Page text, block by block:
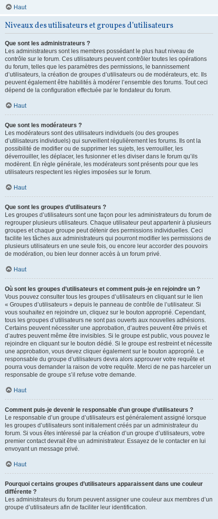
Haut
Niveaux des utilisateurs et groupes d’utilisateurs
Que sont les administrateurs ?
Les administrateurs sont les membres possédant le plus haut niveau de
contrôle sur le forum. Ces utilisateurs peuvent contrôler toutes les opérations
du forum, telles que les paramètres des permissions, le bannissement
d’utilisateurs, la création de groupes d’utilisateurs ou de modérateurs, etc. Ils
peuvent également être habilités à modérer l’ensemble des forums. Tout ceci
dépend de la configuration effectuée par le fondateur du forum.
Haut
Que sont les modérateurs ?
Les modérateurs sont des utilisateurs individuels (ou des groupes
d’utilisateurs individuels) qui surveillent régulièrement les forums. Ils ont la
possibilité de modifier ou de supprimer les sujets, les verrouiller, les
déverrouiller, les déplacer, les fusionner et les diviser dans le forum qu’ils
modèrent. En règle générale, les modérateurs sont présents pour que les
utilisateurs respectent les règles imposées sur le forum.
Haut
Que sont les groupes d’utilisateurs ?
Les groupes d’utilisateurs sont une façon pour les administrateurs du forum de
regrouper plusieurs utilisateurs. Chaque utilisateur peut appartenir à plusieurs
groupes et chaque groupe peut détenir des permissions individuelles. Ceci
facilite les tâches aux administrateurs qui pourront modifier les permissions de
plusieurs utilisateurs en une seule fois, ou encore leur accorder des pouvoirs
de modération, ou bien leur donner accès à un forum privé.
Haut
Où sont les groupes d’utilisateurs et comment puis-je en rejoindre un ?
Vous pouvez consulter tous les groupes d’utilisateurs en cliquant sur le lien
« Groupes d’utilisateurs » depuis le panneau de contrôle de l’utilisateur. Si
vous souhaitez en rejoindre un, cliquez sur le bouton approprié. Cependant,
tous les groupes d’utilisateurs ne sont pas ouverts aux nouvelles adhésions.
Certains peuvent nécessiter une approbation, d’autres peuvent être privés et
d’autres peuvent même être invisibles. Si le groupe est public, vous pouvez le
rejoindre en cliquant sur le bouton dédié. Si le groupe est restreint et nécessite
une approbation, vous devez cliquer également sur le bouton approprié. Le
responsable du groupe d’utilisateurs devra alors approuver votre requête et
pourra vous demander la raison de votre requête. Merci de ne pas harceler un
responsable de groupe s’il refuse votre demande.
Haut
Comment puis-je devenir le responsable d’un groupe d’utilisateurs ?
Le responsable d’un groupe d’utilisateurs est généralement assigné lorsque
les groupes d’utilisateurs sont initialement créés par un administrateur du
forum. Si vous êtes intéressé par la création d’un groupe d’utilisateurs, votre
premier contact devrait être un administrateur. Essayez de le contacter en lui
envoyant un message privé.
Haut
Pourquoi certains groupes d’utilisateurs apparaissent dans une couleur
différente ?
Les administrateurs du forum peuvent assigner une couleur aux membres d’un
groupe d’utilisateurs afin de faciliter leur identification.